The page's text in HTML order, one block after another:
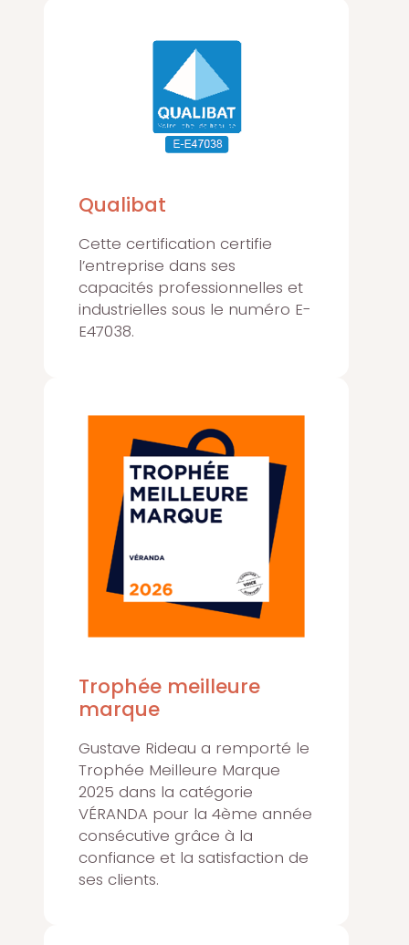
Qualibat
Cette certification certifie
l’entreprise dans ses
capacités professionnelles et
industrielles sous le numéro E-
E47038.
Trophée meilleure
marque
Gustave Rideau a remporté le
Trophée Meilleure Marque
2025 dans la catégorie
VÉRANDA pour la 4ème année
consécutive grâce à la
confiance et la satisfaction de
ses clients.